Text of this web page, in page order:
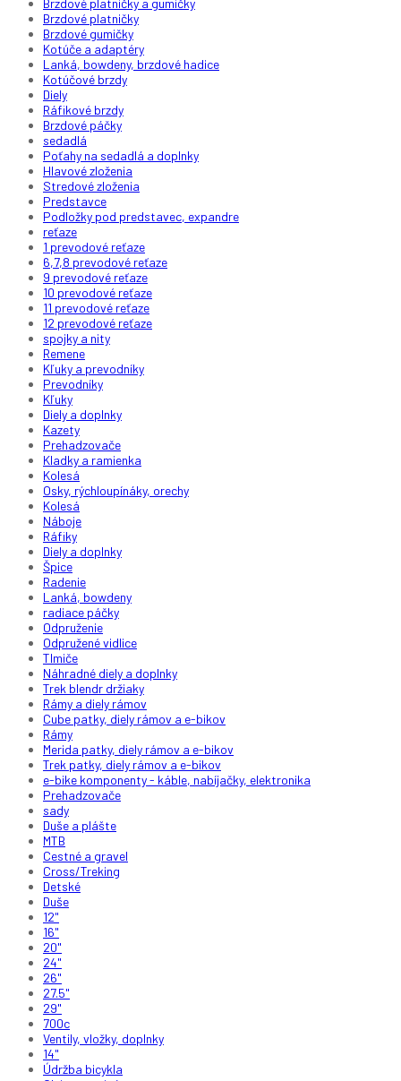
Brzdové platničky a gumičky
Brzdové platničky
Brzdové gumičky
Kotúče a adaptéry
Lanká, bowdeny, brzdové hadice
Kotúčové brzdy
Diely
Ráfikové brzdy
Brzdové páčky
sedadlá
Poťahy na sedadlá a doplnky
Hlavové zloženia
Stredové zloženia
Predstavce
Podložky pod predstavec, expandre
reťaze
1 prevodové reťaze
6,7,8 prevodové reťaze
9 prevodové reťaze
10 prevodové reťaze
11 prevodové reťaze
12 prevodové reťaze
spojky a nity
Remene
Kľuky a prevodníky
Prevodníky
Kľuky
Diely a doplnky
Kazety
Prehadzovače
Kladky a ramienka
Kolesá
Osky, rýchloupínáky, orechy
Kolesá
Náboje
Ráfiky
Diely a doplnky
Špice
Radenie
Lanká, bowdeny
radiace páčky
Odpruženie
Odpružené vidlice
Tlmiče
Náhradné diely a doplnky
Trek blendr držiaky
Rámy a diely rámov
Cube patky, diely rámov a e-bikov
Rámy
Merida patky, diely rámov a e-bikov
Trek patky, diely rámov a e-bikov
e-bike komponenty - káble, nabíjačky, elektronika
Prehadzovače
sady
Duše a plášte
MTB
Cestné a gravel
Cross/Treking
Detské
Duše
12"
16"
20"
24"
26"
27.5"
29"
700c
Ventily, vložky, doplnky
14"
Údržba bicykla